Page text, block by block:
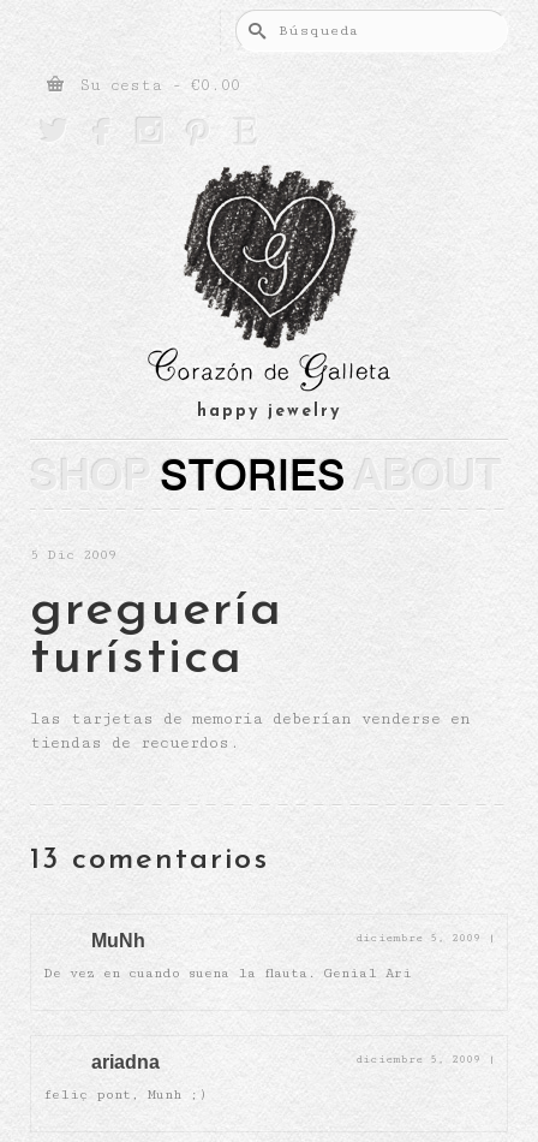
Buscar
por:
Su cesta - €0.00
    
happy jewelry
SHOP STORIES ABOUT
5 Dic 2009
greguería
turística
las tarjetas de memoria deberían venderse en
tiendas de recuerdos.
13 comentarios
MuNh diciembre 5, 2009 |
De vez en cuando suena la flauta. Genial Ari
ariadna diciembre 5, 2009 |
feliç pont, Munh ;)